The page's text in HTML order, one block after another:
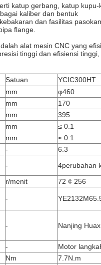
katup gerbang, katup kupu-
kaliber dan bentuk
dan fasilitas
flange.
alat mesin CNC yang
tinggi dan efisiensi
Satuan YCIC300HT
mm φ460
mm 170
mm 395
mm ≤ 0.1
mm ≤ 0.1
- 6.3
- 4perubahan
r/menit 72 ¢ 256
-
- Nanjing
- Motor
Nm 7.7N.m